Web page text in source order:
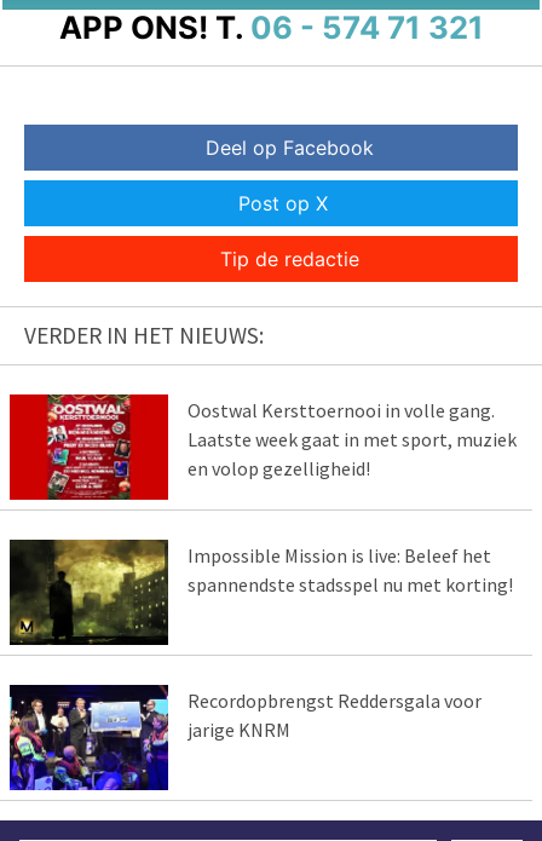
APP ONS! T. 06 - 574 71 321
Deel op Facebook
Post op X
Tip de redactie
VERDER IN HET NIEUWS:
Oostwal Kersttoernooi in volle gang.
Laatste week gaat in met sport, muziek
en volop gezelligheid!
Impossible Mission is live: Beleef het
spannendste stadsspel nu met korting!
Recordopbrengst Reddersgala voor
jarige KNRM